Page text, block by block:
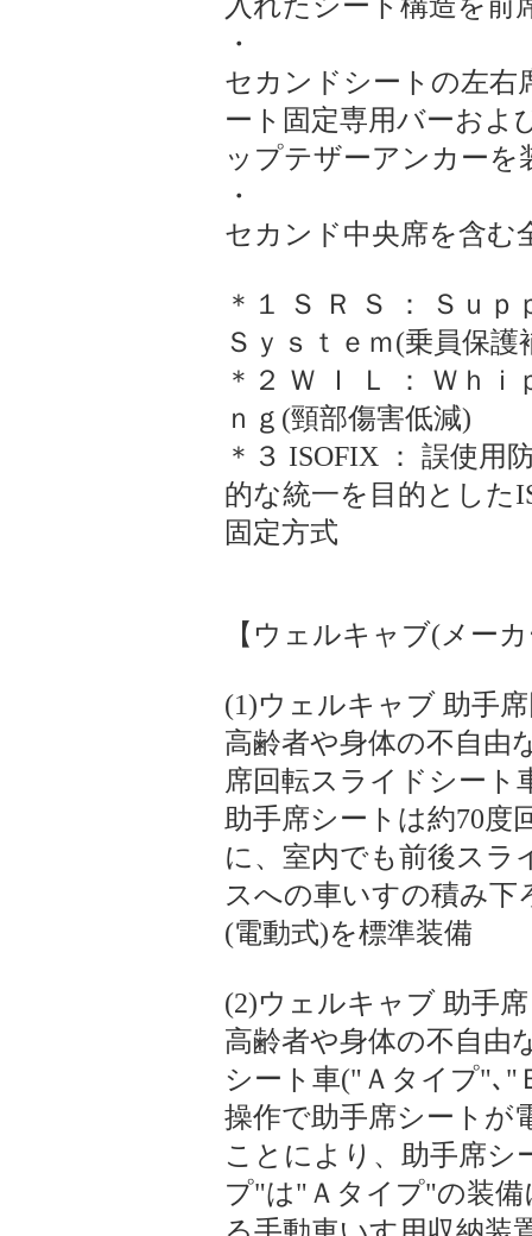
・
セカンドシートの左右
ート固定専用バーおよ
ップテザーアンカーを
・
セカンド中央席を含
＊１ Ｓ Ｒ Ｓ ： Ｓｕ
Ｓｙｓｔｅｍ(乗員保護
＊２ Ｗ Ｉ Ｌ ： Ｗｈ
ｎｇ(頸部傷害低減)
＊３ ISOFIX ： 誤使用
的な統一を目的とした
固定方式
【ウェルキャブ(メー
(1)ウェルキャブ 助手
高齢者や身体の不自由
席回転スライドシー
助手席シートは約70度
に、室内でも前後スラ
スへの車いすの積み下
(電動式)を標準装備
(2)ウェルキャブ 助手
高齢者や身体の不自由
シート車("Ａタイプ"､"
操作で助手席シートが
ことにより、助手席シ
プ"は"Ａタイプ"の装